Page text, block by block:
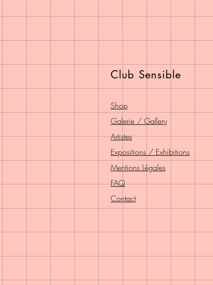
Club Sensible
Shop
Galerie / Gallery
Artistes
Expositions / Exhibitions
Mentions Légales
FAQ
Contact